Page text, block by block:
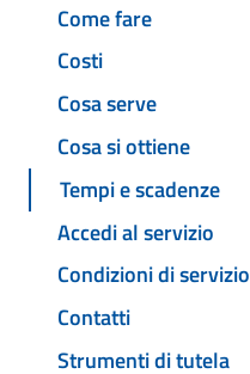
Come fare
Costi
Cosa serve
Cosa si ottiene
Tempi e scadenze
Accedi al servizio
Condizioni di servizio
Contatti
Strumenti di tutela